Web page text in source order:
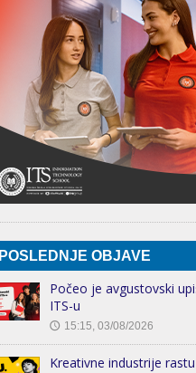
POSLEDNJE OBJAVE
Počeo je avgustovski
ITS-u
🕔 15:15, 03/08/2026
Kreativne industrije